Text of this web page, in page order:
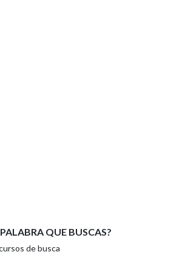
normativa vixente en materia de
de Carácter Persoal, a Real Academia
usuarios que faciliten o seu correo
calquera outra información de carácter
serán obxecto de tratamento
confidencial e incorporados aos seus
Así mesmo, os usuarios poderán exercer o
rectificación, oposición e cancelación dos
en contacto connosco.
as condicións da política de
que aparece na imaxe:
QUE BUSCAS?
de busca